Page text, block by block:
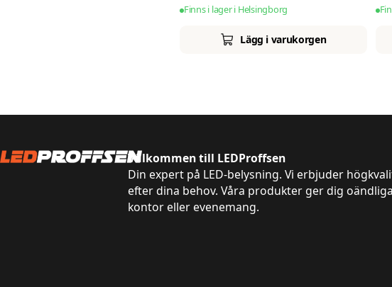
Finns i lager i Helsingborg
Lägg i varukorgen
Välkommen till LEDProffsen
Din expert på LED-belysning. Vi erbjuder
efter dina behov. Våra produkter ger dig
kontor eller evenemang.